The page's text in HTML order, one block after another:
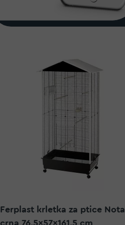
Ferplast krletka za ptice Nota
crna 76,5x57x161,5 cm